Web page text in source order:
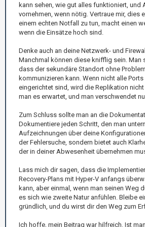
kann sehen, wie gut alles funktioniert, und
vornehmen, wenn nötig. Vertraue mir, dies
einem echten Notfall zu tun, macht einen
wenn die Einsätze hoch sind.
Denke auch an deine Netzwerk- und
Manchmal können diese knifflig sein. Man
dass der sekundäre Standort ohne
kommunizieren kann. Wenn nicht alle
eingerichtet sind, wird die Replikation
man es erwartet, und man verschwendet
Zum Schluss sollte man an die
Dokumentiere jeden Schritt, den man
Aufzeichnungen über deine
der Fehlersuche, sondern bietet auch
der in deiner Abwesenheit übernehmen
Lass mich dir sagen, dass die
Recovery-Plans mit Hyper-V anfangs
kann, aber einmal, wenn man seinen Weg
es sich wie zweite Natur anfühlen. Bleibe
gründlich, und du wirst dir den Weg zum
Ich hoffe, mein Beitrag war hilfreich. Ist